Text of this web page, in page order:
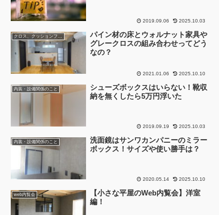
2019.09.06 2025.10.03
クロス、クッションフロア
パイン材の床とウォルナット家具や
グレークロスの組み合わせってどう
なの？
2021.01.06 2025.10.10
内装・設備関係のこと
シューズボックスはいらない！靴収
納を無くしたら5万円浮いた
2019.09.19 2025.10.03
内装・設備関係のこと
洗面鏡はサンワカンパニーのミラー
ボックス！サイズや使い勝手は？
2020.05.14 2025.10.10
web内覧会
【小さな平屋のWeb内覧会】洋室
編！